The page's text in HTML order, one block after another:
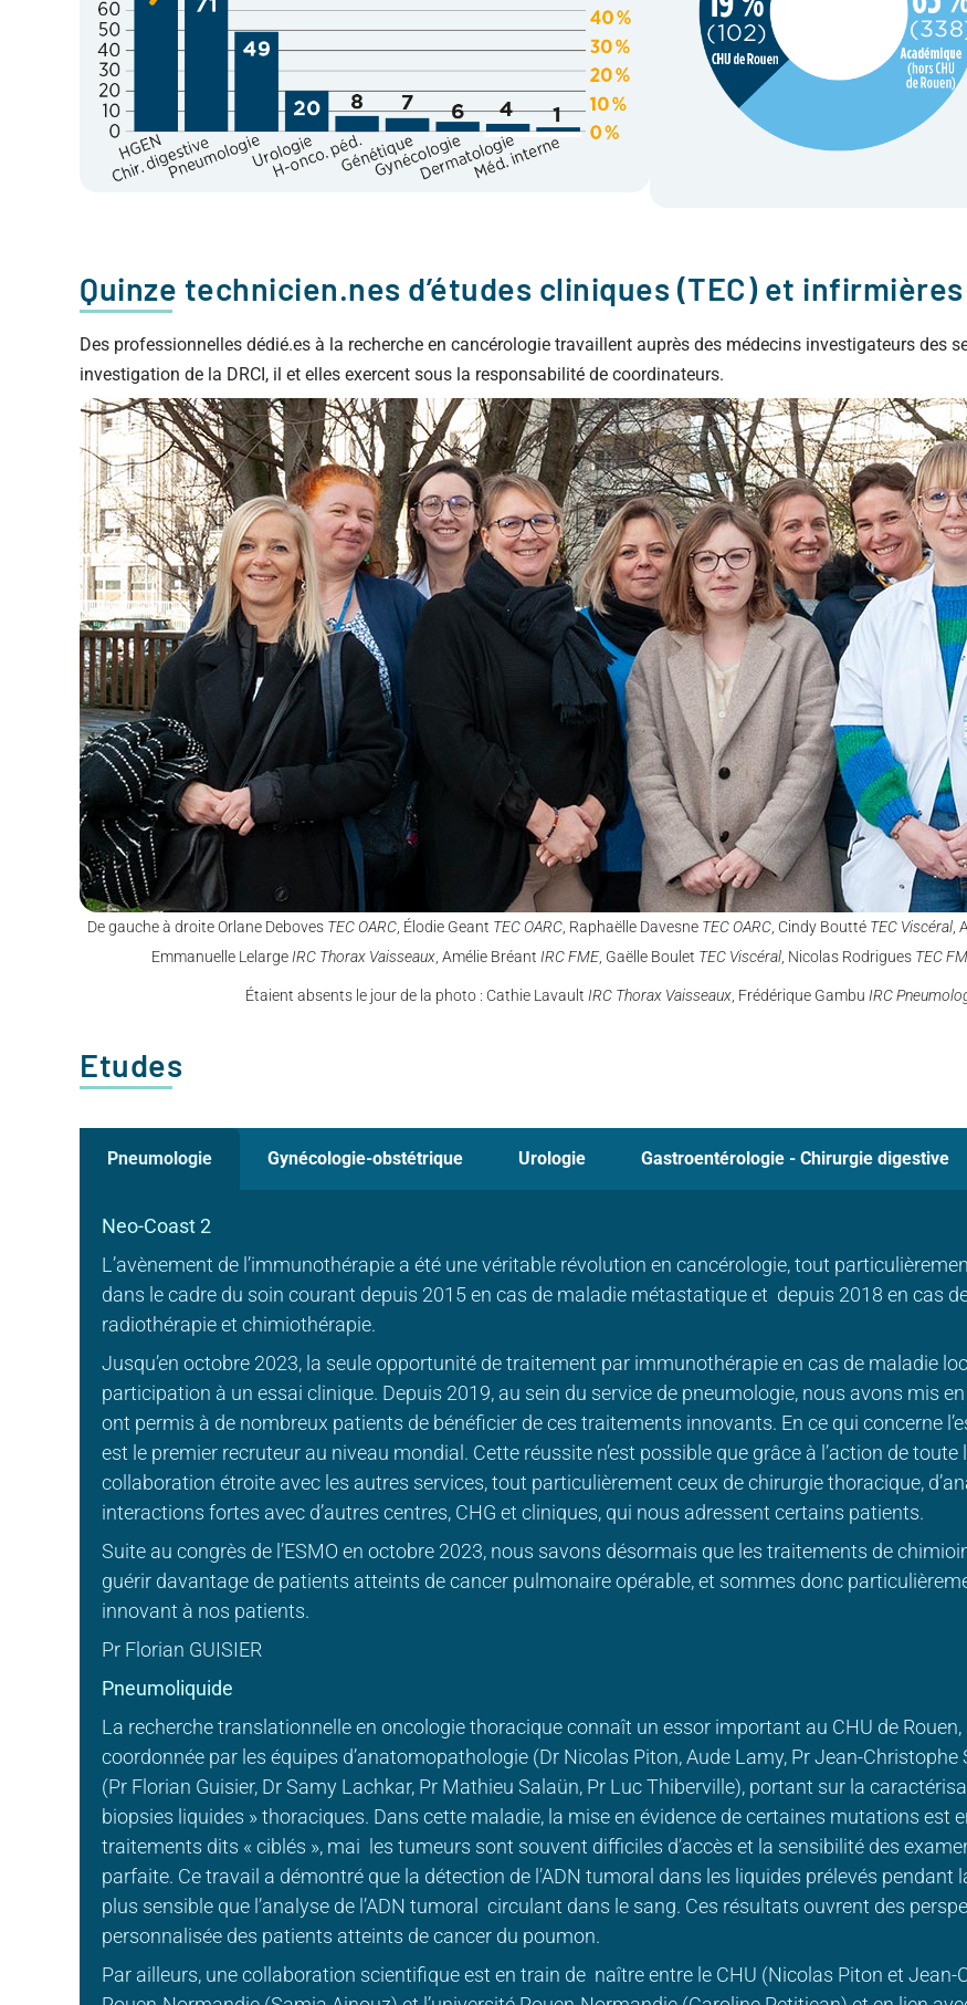
Quinze technicien.nes d’études cliniques (TEC) et
Des professionnelles dédié.es à la recherche en cancérologie travaillent auprès des médecins investigateurs des
investigation de la DRCI, il et elles exercent sous la responsabilité de coordinateurs.
De gauche à droite Orlane Deboves TEC OARC, Élodie Geant TEC OARC, Raphaëlle Davesne TEC OARC, Cindy Boutté TEC Viscéral,
Emmanuelle LelargeIRC Thorax Vaisseaux, Amélie Bréant IRC FME, Gaëlle Boulet TEC Viscéral, Nicolas Rodrigues TEC
Étaient absents le jour de la photo : Cathie Lavault IRC Thorax Vaisseaux, Frédérique Gambu IRC
Etudes
Pneumologie Gynécologie-obstétrique Urologie Gastroentérologie - Chirurgie digestive
Neo-Coast 2
L’avènement de l’immunothérapie a été une véritable révolution en cancérologie, tout
dans le cadre du soin courant depuis 2015 en cas de maladie métastatique et depuis 2018 en cas
radiothérapie et chimiothérapie.
Jusqu’en octobre 2023, la seule opportunité de traitement par immunothérapie en cas de maladie
participation à un essai clinique. Depuis 2019, au sein du service de pneumologie, nous avons mis
ont permis à de nombreux patients de bénéficier de ces traitements innovants. En ce qui concerne
est le premier recruteur au niveau mondial. Cette réussite n’est possible que grâce à l’action de toute
collaboration étroite avec les autres services, tout particulièrement ceux de chirurgie thoracique,
interactions fortes avec d’autres centres, CHG et cliniques, qui nous adressent certains patients.
Suite au congrès de l’ESMO en octobre 2023, nous savons désormais que les traitements de
guérir davantage de patients atteints de cancer pulmonaire opérable, et sommes donc
innovant à nos patients.
Pr Florian GUISIER
Pneumoliquide
La recherche translationnelle en oncologie thoracique connaît un essor important au CHU de
coordonnée par les équipes d’anatomopathologie (Dr Nicolas Piton, Aude Lamy, Pr Jean-
(Pr Florian Guisier, Dr Samy Lachkar, Pr Mathieu Salaün, Pr Luc Thiberville), portant sur la
biopsies liquides » thoraciques. Dans cette maladie, la mise en évidence de certaines mutations est
traitements dits « ciblés », mai les tumeurs sont souvent difficiles d’accès et la sensibilité des
parfaite. Ce travail a démontré que la détection de l’ADN tumoral dans les liquides prélevés pendant
plus sensible que l’analyse de l’ADN tumoral circulant dans le sang. Ces résultats ouvrent des
personnalisée des patients atteints de cancer du poumon.
Par ailleurs, une collaboration scientifique est en train de naître entre le CHU (Nicolas Piton et Jean-